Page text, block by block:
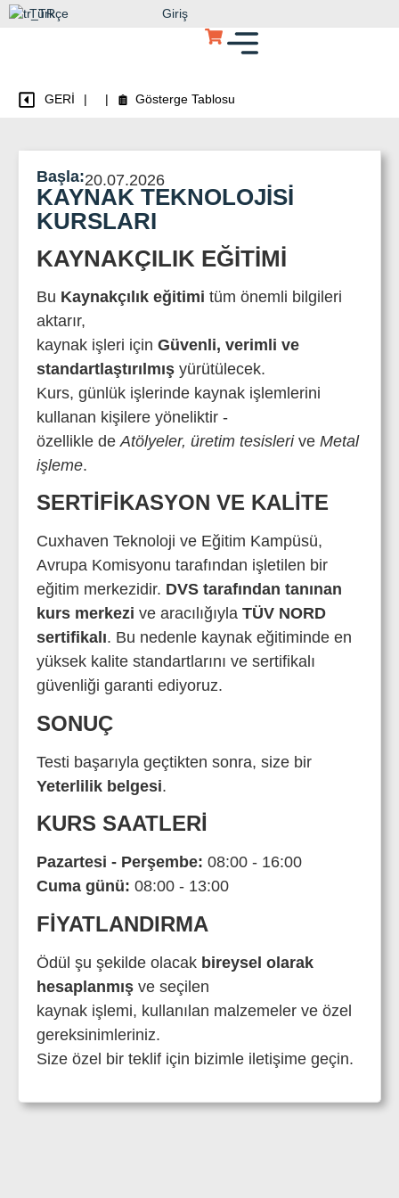
Türkçe Giriş
GERİ | | Gösterge Tablosu
Başla:20.07.2026
KAYNAK TEKNOLOJISI
KURSLARI
KAYNAKÇILIK EĞITIMI
Bu Kaynakçılık eğitimi tüm önemli bilgileri
aktarır,
kaynak işleri için Güvenli, verimli ve
standartlaştırılmış yürütülecek.
Kurs, günlük işlerinde kaynak işlemlerini
kullanan kişilere yöneliktir -
özellikle deAtölyeler, üretim tesislerive Metal
işleme.
SERTIFIKASYON VE KALITE
Cuxhaven Teknoloji ve Eğitim Kampüsü,
Avrupa Komisyonu tarafından işletilen bir
eğitim merkezidir. DVS tarafından tanınan
kurs merkezi ve aracılığıyla TÜV NORD
sertifikalı. Bu nedenle kaynak eğitiminde en
yüksek kalite standartlarını ve sertifikalı
güvenliği garanti ediyoruz.
SONUÇ
Testi başarıyla geçtikten sonra, size bir
Yeterlilik belgesi.
KURS SAATLERI
Pazartesi - Perşembe: 08:00 - 16:00
Cuma günü: 08:00 - 13:00
FIYATLANDIRMA
Ödül şu şekilde olacak bireysel olarak
hesaplanmış ve seçilen
kaynak işlemi, kullanılan malzemeler ve özel
gereksinimleriniz.
Size özel bir teklif için bizimle iletişime geçin.